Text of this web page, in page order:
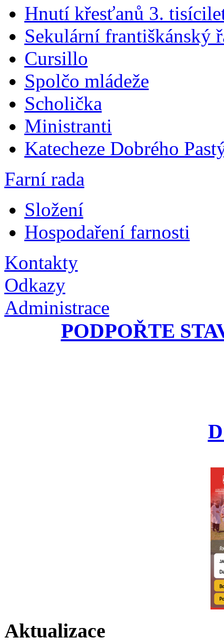
Hnutí křesťanů 3.
Sekulární františkánský
Cursillo
Spolčo mládeže
Scholička
Ministranti
Katecheze Dobrého
Farní rada
Složení
Hospodaření farnosti
Kontakty
Odkazy
Administrace
PODPOŘTE
Aktualizace